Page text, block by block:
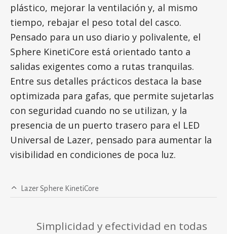
plástico, mejorar la ventilación y, al mismo
tiempo, rebajar el peso total del casco.
Pensado para un uso diario y polivalente, el
Sphere KinetiCore está orientado tanto a
salidas exigentes como a rutas tranquilas.
Entre sus detalles prácticos destaca la base
optimizada para gafas, que permite sujetarlas
con seguridad cuando no se utilizan, y la
presencia de un puerto trasero para el LED
Universal de Lazer, pensado para aumentar la
visibilidad en condiciones de poca luz.
Lazer Sphere KinetiCore
Simplicidad y efectividad en todas